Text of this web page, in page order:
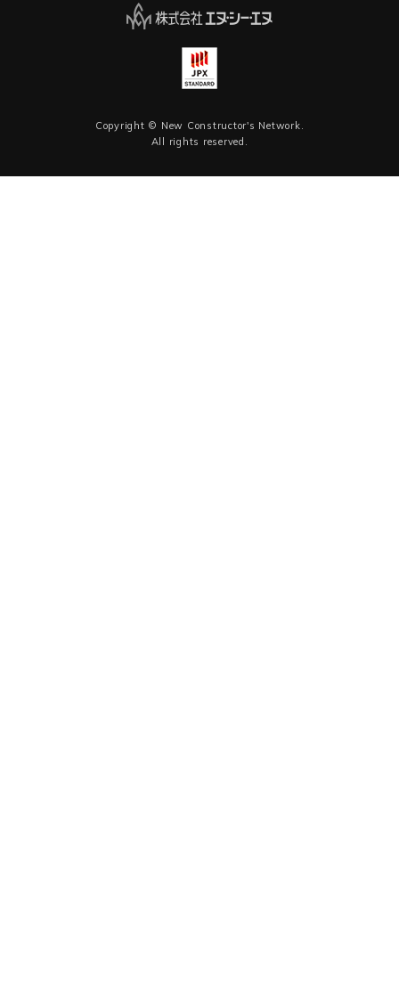
Copyright © New Constructor's Network.
All rights reserved.